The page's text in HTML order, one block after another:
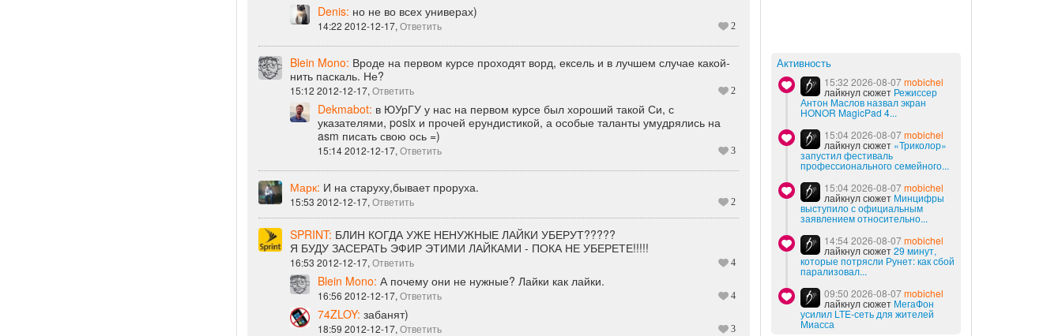
Denis: но не во всех универах)
2
14:22 2012-12-17, Ответить
Blein Mono: Вроде на первом курсе проходят ворд, ексель и в лучшем случае какой-
нить паскаль. Не?
2
15:12 2012-12-17, Ответить
Dekmabot: в ЮУрГУ у нас на первом курсе был хороший такой Си, с
указателями, posix и прочей ерундистикой, а особые таланты умудрялись на
asm писать свою ось =)
3
15:14 2012-12-17, Ответить
Марк: И на старуху,бывает проруха.
2
15:53 2012-12-17, Ответить
SPRINT: БЛИН КОГДА УЖЕ НЕНУЖНЫЕ ЛАЙКИ УБЕРУТ?????
Я БУДУ ЗАСЕРАТЬ ЭФИР ЭТИМИ ЛАЙКАМИ - ПОКА НЕ УБЕРЕТЕ!!!!!
4
16:53 2012-12-17, Ответить
Blein Mono: А почему они не нужные? Лайки как лайки.
4
16:56 2012-12-17, Ответить
74ZLOY: забанят)
3
18:59 2012-12-17, Ответить
Активность
15:32 2026-08-07mobichel
лайкнул сюжет Режиссер
Антон Маслов назвал экран
HONOR MagicPad 4...
15:04 2026-08-07mobichel
лайкнул сюжет «Триколор»
запустил фестиваль
профессионального семейного...
15:04 2026-08-07mobichel
лайкнул сюжет Минцифры
выступило с официальным
заявлением относительно...
14:54 2026-08-07mobichel
лайкнул сюжет29 минут,
которые потрясли Рунет: как сбой
парализовал...
09:50 2026-08-07mobichel
лайкнул сюжет МегаФон
усилил LTE-сеть для жителей
Миасса